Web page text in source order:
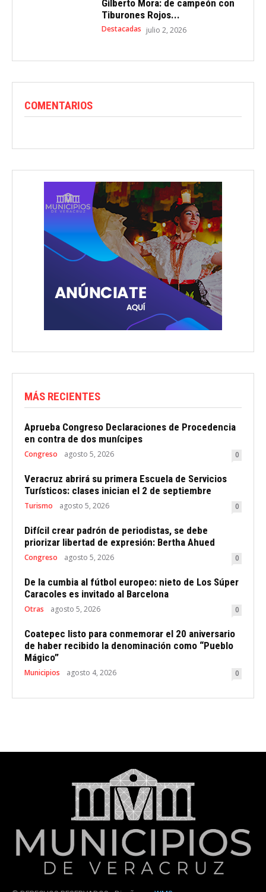
Gilberto Mora: de campeón con
Tiburones Rojos...
Destacadas julio 2, 2026
COMENTARIOS
MÁS RECIENTES
Aprueba Congreso Declaraciones de Procedencia
en contra de dos munícipes
Congreso agosto 5, 2026 0
Veracruz abrirá su primera Escuela de Servicios
Turísticos: clases inician el 2 de septiembre
Turismo agosto 5, 2026 0
Difícil crear padrón de periodistas, se debe
priorizar libertad de expresión: Bertha Ahued
Congreso agosto 5, 2026 0
De la cumbia al fútbol europeo: nieto de Los Súper
Caracoles es invitado al Barcelona
Otras agosto 5, 2026 0
Coatepec listo para conmemorar el 20 aniversario
de haber recibido la denominación como “Pueblo
Mágico”
Municipios agosto 4, 2026 0